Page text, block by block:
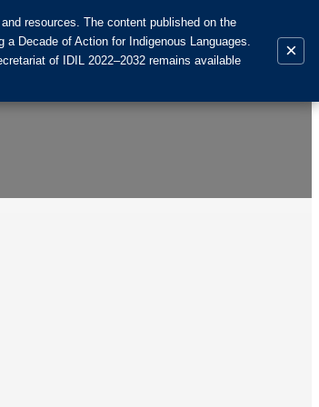
resources. The content published on the
Decade of Action for Indigenous Languages.
of IDIL 2022–2032 remains available
×